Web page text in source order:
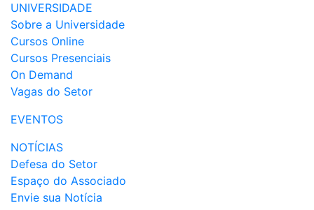
UNIVERSIDADE
Sobre a Universidade
Cursos Online
Cursos Presenciais
On Demand
Vagas do Setor
EVENTOS
NOTÍCIAS
Defesa do Setor
Espaço do Associado
Envie sua Notícia